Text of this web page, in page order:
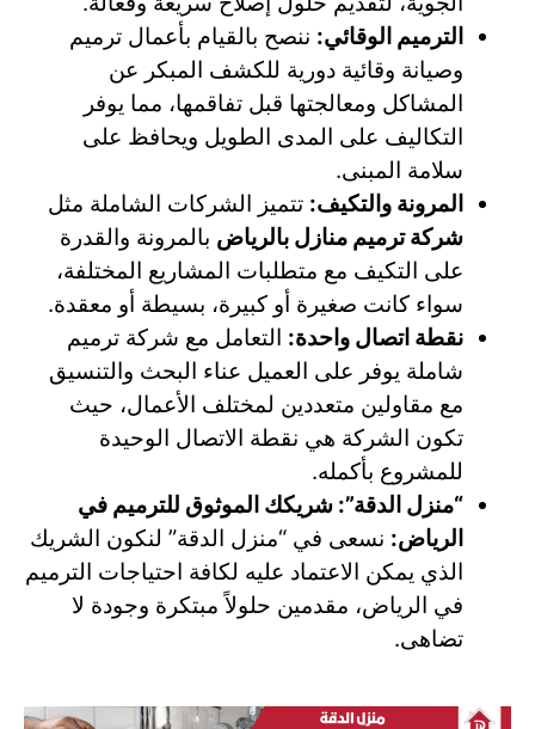
الترميم الوقائي: ننصح بالقيام بأعمال ترميم
وصيانة وقائية دورية للكشف المبكر عن
المشاكل ومعالجتها قبل تفاقمها، مما يوفر
التكاليف على المدى الطويل ويحافظ على
سلامة المبنى.
المرونة والتكيف: تتميز الشركات الشاملة مثل
شركة ترميم منازل بالرياض بالمرونة والقدرة
على التكيف مع متطلبات المشاريع المختلفة،
سواء كانت صغيرة أو كبيرة، بسيطة أو معقدة.
نقطة اتصال واحدة: التعامل مع شركة ترميم
شاملة يوفر على العميل عناء البحث والتنسيق
مع مقاولين متعددين لمختلف الأعمال، حيث
تكون الشركة هي نقطة الاتصال الوحيدة
للمشروع بأكمله.
“منزل الدقة”: شريكك الموثوق للترميم في
الرياض: نسعى في “منزل الدقة” لنكون الشريك
الذي يمكن الاعتماد عليه لكافة احتياجات الترميم
في الرياض، مقدمين حلولاً مبتكرة وجودة لا
تضاهى.